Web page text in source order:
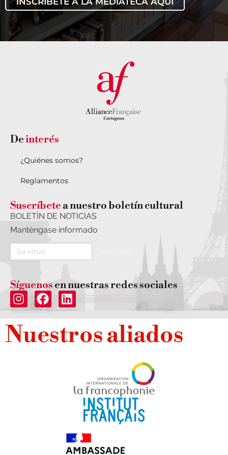
Deinterés
¿Quiénes somos?
Reglamentos
Suscríbete a nuestro boletín cultural
BOLETÍN DE NOTICIAS
Manténgase informado
Síguenos en nuestras redes sociales
Nuestros aliados